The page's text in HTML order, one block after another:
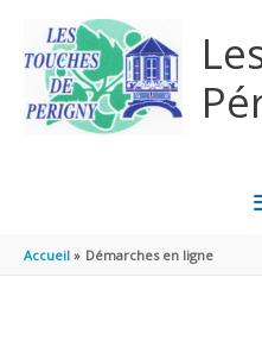
Accueil Démarches en ligne